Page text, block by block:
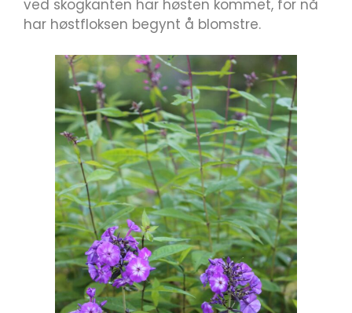
ved skogkanten har høsten kommet, for nå
har høstfloksen begynt å blomstre.